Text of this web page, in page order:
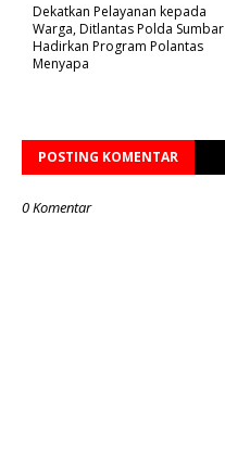
Dekatkan Pelayanan kepada
Warga, Ditlantas Polda Sumbar
Hadirkan Program Polantas
Menyapa
POSTING KOMENTAR
0 Komentar